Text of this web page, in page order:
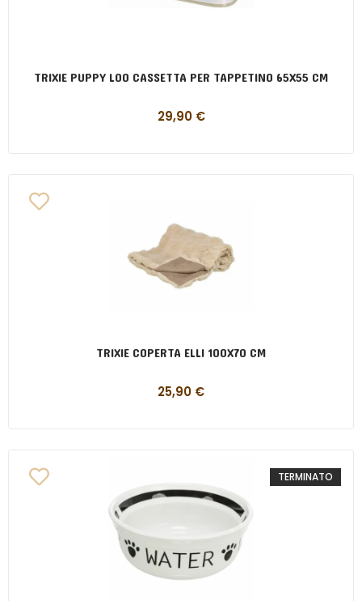
TRIXIE PUPPY LOO CASSETTA PER TAPPETINO 65X55 CM
29,90 €
TRIXIE COPERTA ELLI 100X70 CM
25,90 €
TERMINATO